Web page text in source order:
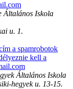
Általános Iskola
u. 1.
a spamrobotok
kell a
Általános Iskola
hegyek u. 13-15.